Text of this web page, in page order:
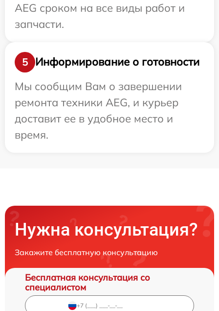
AEG сроком на все виды работ и
запчасти.
5
Информирование о готовности
Мы сообщим Вам о завершении
ремонта техники AEG, и курьер
доставит ее в удобное место и
время.
Нужна консультация?
Закажите бесплатную консультацию
Бесплатная консультация со
специалистом